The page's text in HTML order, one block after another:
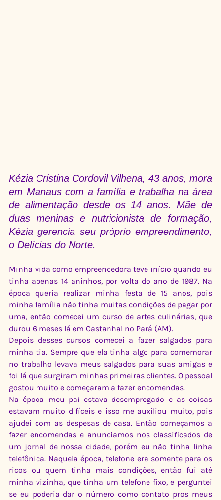
Kézia Cristina Cordovil Vilhena, 43 anos, mora
em Manaus com a família e trabalha na área
de alimentação desde os 14 anos. Mãe de
duas meninas e nutricionista de formação,
Kézia gerencia seu próprio empreendimento,
o Delícias do Norte.
Minha vida como empreendedora teve início quando eu
tinha apenas 14 aninhos, por volta do ano de 1987. Na
época queria realizar minha festa de 15 anos, pois
minha família não tinha muitas condições de pagar por
uma, então comecei um curso de artes culinárias, que
durou 6 meses lá em Castanhal no Pará (AM).
Depois desses cursos comecei a fazer salgados para
minha tia. Sempre que ela tinha algo para comemorar
no trabalho levava meus salgados para suas amigas e
foi lá que surgiram minhas primeiras clientes. O pessoal
gostou muito e começaram a fazer encomendas.
Na época meu pai estava desempregado e as coisas
estavam muito difíceis e isso me auxiliou muito, pois
ajudei com as despesas de casa. Então começamos a
fazer encomendas e anunciamos nos classificados de
um jornal de nossa cidade, porém eu não tinha linha
telefônica. Naquela época, telefone era somente para os
ricos ou quem tinha mais condições, então fui até
minha vizinha, que tinha um telefone fixo, e perguntei
se eu poderia dar o número como contato pros meus